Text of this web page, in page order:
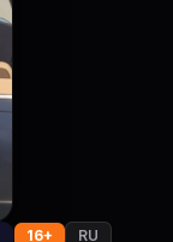
16+ RU